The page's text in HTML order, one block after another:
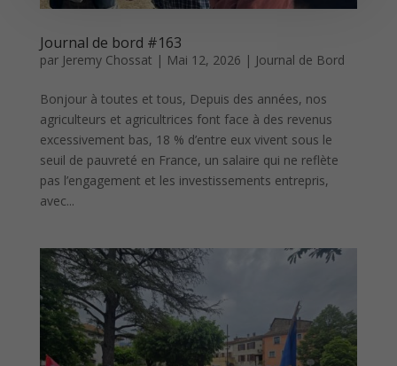
Journal de bord #163
par Jeremy Chossat | Mai 12, 2026 | Journal de Bord
Bonjour à toutes et tous, Depuis des années, nos
agriculteurs et agricultrices font face à des revenus
excessivement bas, 18 % d’entre eux vivent sous le
seuil de pauvreté en France, un salaire qui ne reflète
pas l’engagement et les investissements entrepris,
avec...